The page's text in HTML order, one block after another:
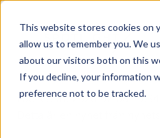
This website stores cookies on
allow us to remember you. We
about our visitors both on this
If you decline, your information
preference not to be tracked.
Publicerat: 2026-07-08